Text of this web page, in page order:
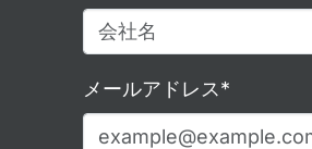
メールアドレス*